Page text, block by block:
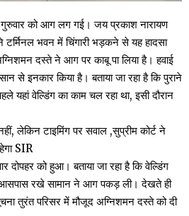
गुरुवार को आग लग गई। जय प्रकाश नारायण
टर्मिनल भवन में चिंगारी भड़कने से यह हादसा
दस्ते ने आग पर काबू पा लिया है। हवाई
से इनकार किया है। बताया जा रहा है कि पुराने
यहां वेल्डिंग का काम चल रहा था, इसी दौरान
लेकिन टाइमिंग पर सवाल ,सुप्रीम कोर्ट ने
SIR
दोपहर को हुआ। बताया जा रहा है कि वेल्डिंग
आसपास रखे सामान ने आग पकड़ ली। देखते ही
तुरंत परिसर में मौजूद अग्निशमन दस्ते को दी